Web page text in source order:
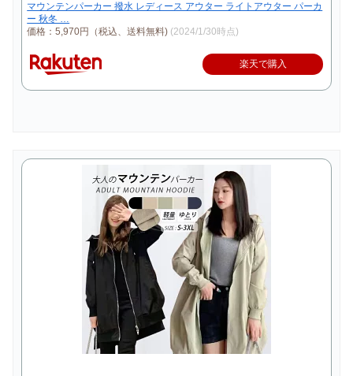
マウンテンパーカー 撥水 レディース アウター ライトアウター パーカ
ー 秋冬 …
価格：5,970円（税込、送料無料) (2024/1/30時点)
楽天で購入